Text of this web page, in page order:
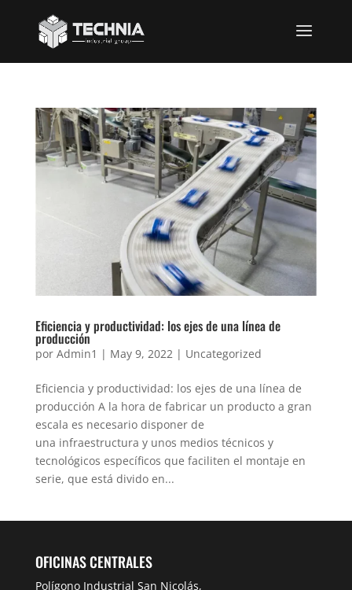
Eficiencia y productividad: los ejes de una línea de
producción
por Admin1 | May 9, 2022| Uncategorized
Eficiencia y productividad: los ejes de una línea de
producción A la hora de fabricar un producto a gran
escala es necesario disponer de
una infraestructura y unos medios técnicos y
tecnológicos específicos que faciliten el montaje en
serie, que está divido en...
OFICINAS CENTRALES
Polígono Industrial San Nicolás,